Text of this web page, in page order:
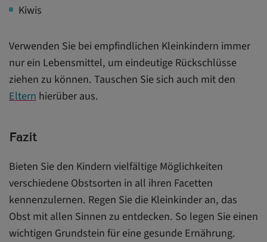
Kiwis
Verwenden Sie bei empfindlichen Kleinkindern immer
nur ein Lebensmittel, um eindeutige Rückschlüsse
ziehen zu können. Tauschen Sie sich auch mit den
Elternhierüber aus.
Fazit
Bieten Sie den Kindern vielfältige Möglichkeiten
verschiedene Obstsorten in all ihren Facetten
kennenzulernen. Regen Sie die Kleinkinder an, das
Obst mit allen Sinnen zu entdecken. So legen Sie einen
wichtigen Grundstein für eine gesunde Ernährung.